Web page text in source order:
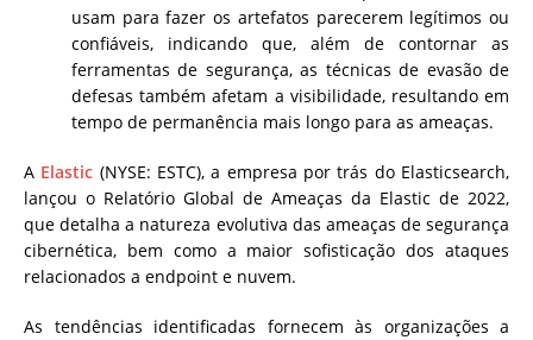
usam para fazer os artefatos parecerem legítimos ou
confiáveis, indicando que, além de contornar as
ferramentas de segurança, as técnicas de evasão de
defesas também afetam a visibilidade, resultando em
tempo de permanência mais longo para as ameaças.
A Elastic (NYSE: ESTC), a empresa por trás do Elasticsearch,
lançou o Relatório Global de Ameaças da Elastic de 2022,
que detalha a natureza evolutiva das ameaças de segurança
cibernética, bem como a maior sofisticação dos ataques
relacionados a endpoint e nuvem.
As tendências identificadas fornecem às organizações a